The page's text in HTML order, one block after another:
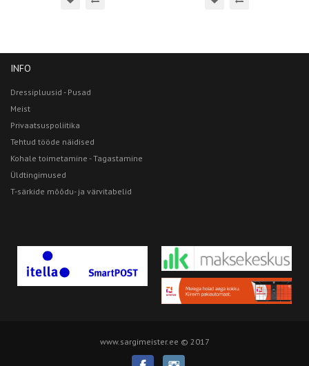
INFO
Dressipluusid - Pusad
Meist
Privaatsuspoliitika
Tehtud tööde näidised
Kohale toimetamine - Tagastamine
Üldtingimused
T-särkide mõõdu- ja värvitabelid
www.sargimeister.ee © 2017